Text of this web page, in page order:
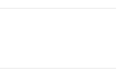
にじませた。ここで優勝を